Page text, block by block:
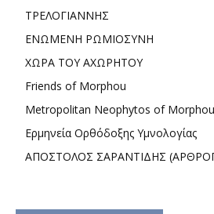
ΤΡΕΛΟΓΙΑΝΝΗΣ
ΕΝΩΜΕΝΗ ΡΩΜΙΟΣΥΝΗ
ΧΩΡΑ ΤΟΥ ΑΧΩΡΗΤΟΥ
Friends of Morphou
Metropolitan Neophytos of
Ερμηνεία Ορθόδοξης Υμνολογίας
ΑΠΟΣΤΟΛΟΣ ΣΑΡΑΝΤΙΔΗΣ